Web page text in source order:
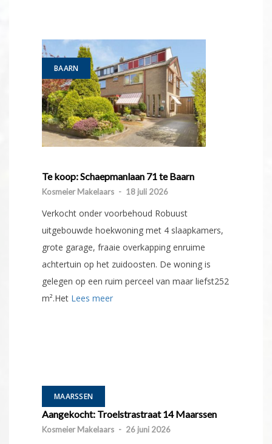
BAARN
Te koop: Schaepmanlaan 71 te Baarn
Kosmeier Makelaars - 18 juli 2026
Verkocht onder voorbehoud Robuust
uitgebouwde hoekwoning met 4 slaapkamers,
grote garage, fraaie overkapping enruime
achtertuin op het zuidoosten. De woning is
gelegen op een ruim perceel van maar liefst252
m².Het Lees meer
MAARSSEN
Aangekocht: Troelstrastraat 14 Maarssen
Kosmeier Makelaars - 26 juni 2026